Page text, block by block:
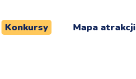
Konkursy Mapa atrakcji